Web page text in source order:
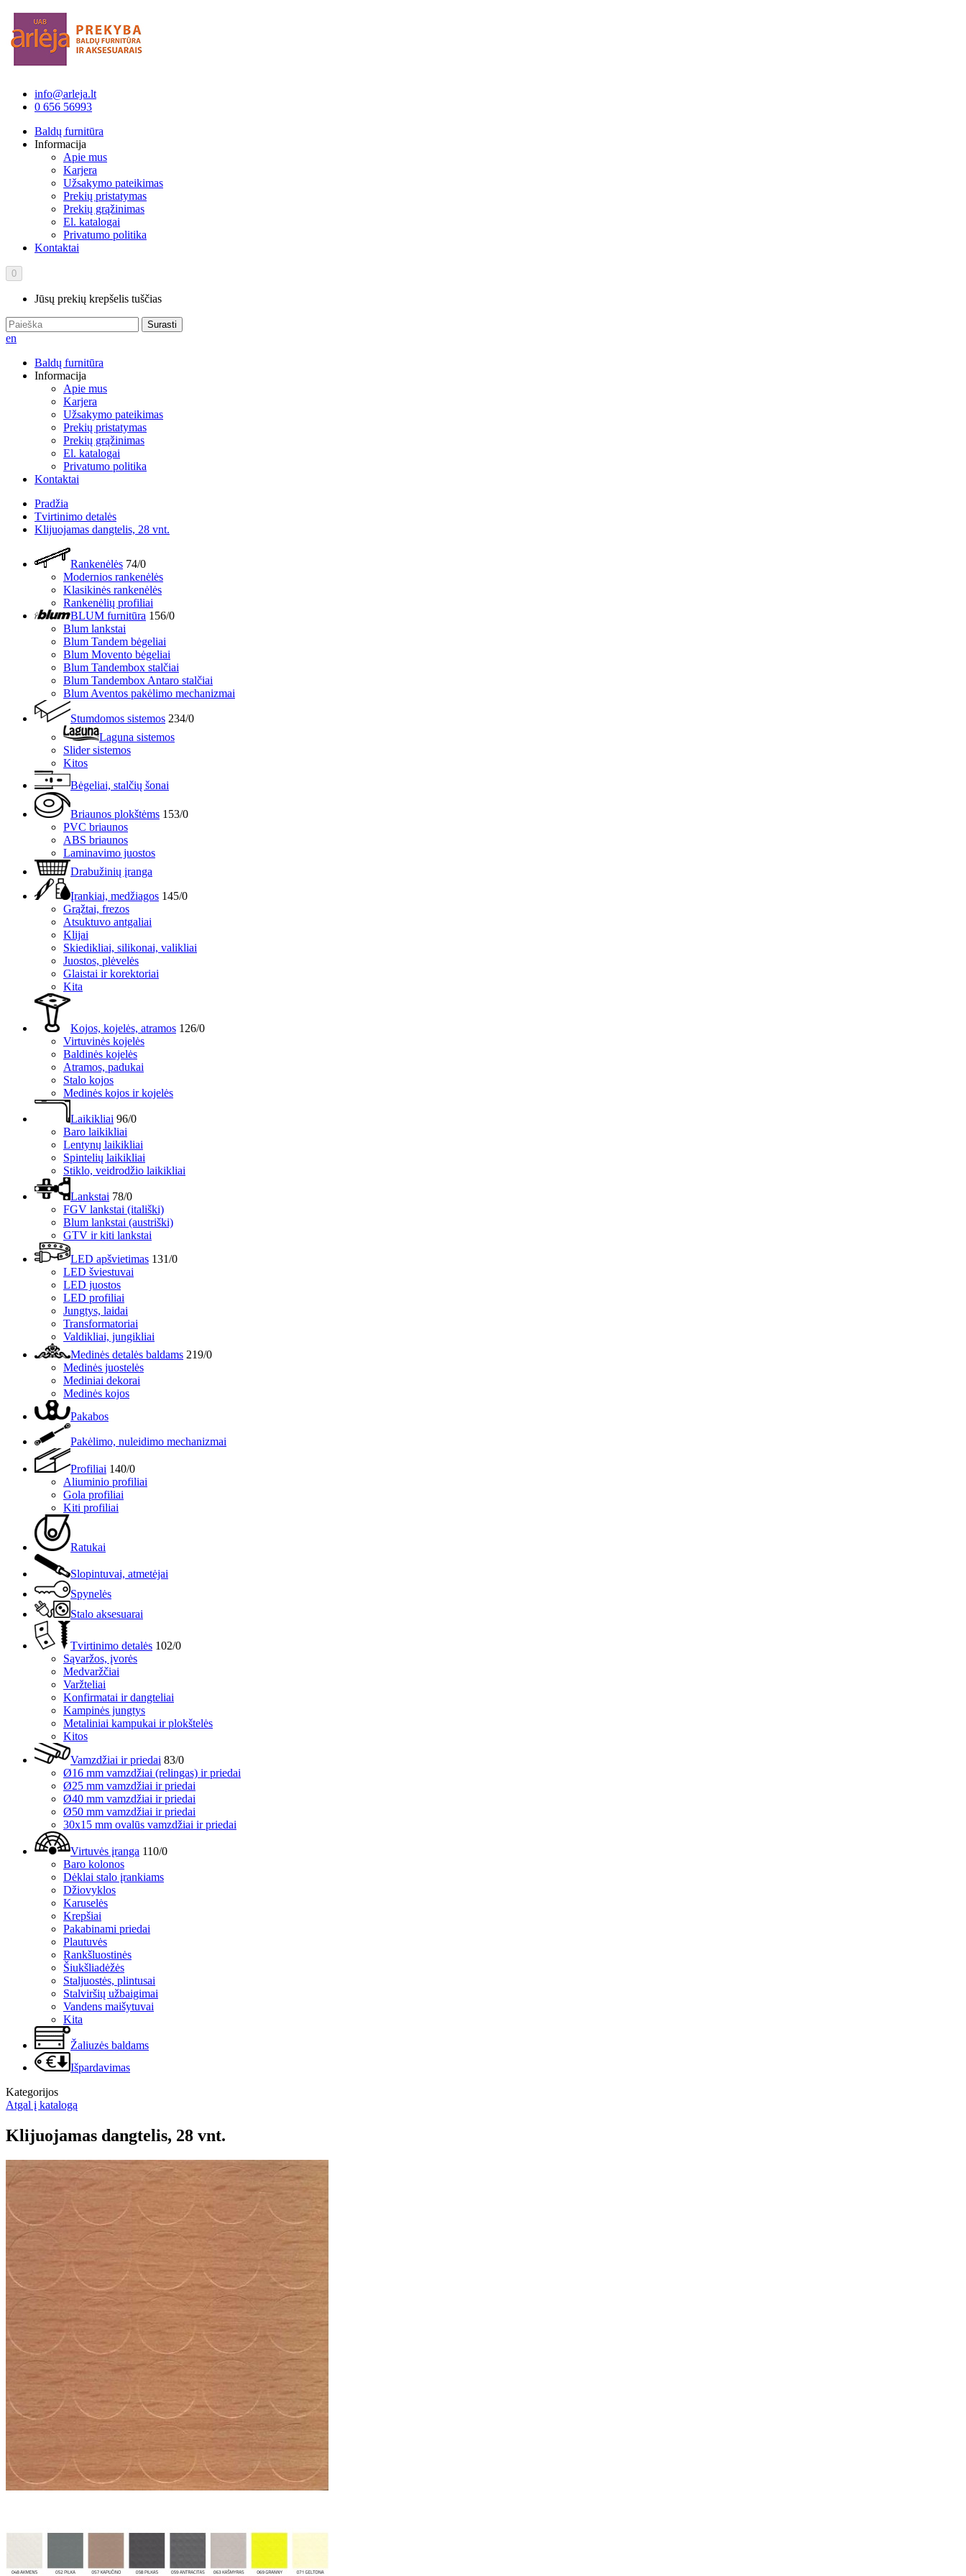
info@arleja.lt
0 656 56993
Baldų furnitūra
Informacija
Apie mus
Karjera
Užsakymo pateikimas
Prekių pristatymas
Prekių grąžinimas
El. katalogai
Privatumo politika
Kontaktai
0
Jūsų prekių krepšelis tuščias
Surasti
en
Baldų furnitūra
Informacija
Apie mus
Karjera
Užsakymo pateikimas
Prekių pristatymas
Prekių grąžinimas
El. katalogai
Privatumo politika
Kontaktai
Pradžia
Tvirtinimo detalės
Klijuojamas dangtelis, 28 vnt.
Rankenėlės 74/0
Modernios rankenėlės
Klasikinės rankenėlės
Rankenėlių profiliai
BLUM furnitūra 156/0
Blum lankstai
Blum Tandem bėgeliai
Blum Movento bėgeliai
Blum Tandembox stalčiai
Blum Tandembox Antaro stalčiai
Blum Aventos pakėlimo mechanizmai
Stumdomos sistemos 234/0
Laguna sistemos
Slider sistemos
Kitos
Bėgeliai, stalčių šonai
Briaunos plokštėms 153/0
PVC briaunos
ABS briaunos
Laminavimo juostos
Drabužinių įranga
Įrankiai, medžiagos 145/0
Grąžtai, frezos
Atsuktuvo antgaliai
Klijai
Skiedikliai, silikonai, valikliai
Juostos, plėvelės
Glaistai ir korektoriai
Kita
Kojos, kojelės, atramos 126/0
Virtuvinės kojelės
Baldinės kojelės
Atramos, padukai
Stalo kojos
Medinės kojos ir kojelės
Laikikliai 96/0
Baro laikikliai
Lentynų laikikliai
Spintelių laikikliai
Stiklo, veidrodžio laikikliai
Lankstai 78/0
FGV lankstai (itališki)
Blum lankstai (austriški)
GTV ir kiti lankstai
LED apšvietimas 131/0
LED šviestuvai
LED juostos
LED profiliai
Jungtys, laidai
Transformatoriai
Valdikliai, jungikliai
Medinės detalės baldams 219/0
Medinės juostelės
Mediniai dekorai
Medinės kojos
Pakabos
Pakėlimo, nuleidimo mechanizmai
Profiliai 140/0
Aliuminio profiliai
Gola profiliai
Kiti profiliai
Ratukai
Slopintuvai, atmetėjai
Spynelės
Stalo aksesuarai
Tvirtinimo detalės 102/0
Sąvaržos, įvorės
Medvaržčiai
Varžteliai
Konfirmatai ir dangteliai
Kampinės jungtys
Metaliniai kampukai ir plokštelės
Kitos
Vamzdžiai ir priedai 83/0
Ø16 mm vamzdžiai (relingas) ir priedai
Ø25 mm vamzdžiai ir priedai
Ø40 mm vamzdžiai ir priedai
Ø50 mm vamzdžiai ir priedai
30x15 mm ovalūs vamzdžiai ir priedai
Virtuvės įranga 110/0
Baro kolonos
Dėklai stalo įrankiams
Džiovyklos
Karuselės
Krepšiai
Pakabinami priedai
Plautuvės
Rankšluostinės
Šiukšliadėžės
Staljuostės, plintusai
Stalviršių užbaigimai
Vandens maišytuvai
Kita
Žaliuzės baldams
Išpardavimas
Kategorijos
Atgal į katalogą
Klijuojamas dangtelis, 28 vnt.